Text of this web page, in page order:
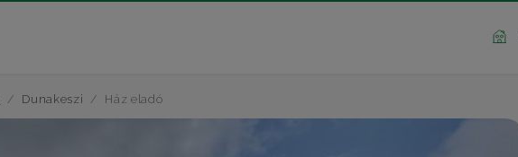
Dunakeszi Ház eladó